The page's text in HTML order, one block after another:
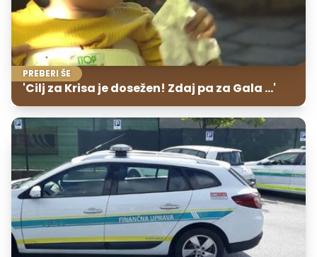
PREBERI ŠE
'Cilj za Krisa je dosežen! Zdaj pa za Gala ...'